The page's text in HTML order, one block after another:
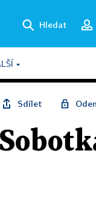
Hledat
Sdílet